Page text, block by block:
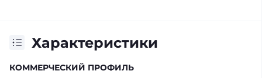
Характеристики
КОММЕРЧЕСКИЙ ПРОФИЛЬ